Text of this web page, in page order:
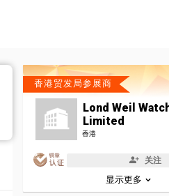
香港贸发局参展商
Lond Weil
Limited
香港
关注
显示更多